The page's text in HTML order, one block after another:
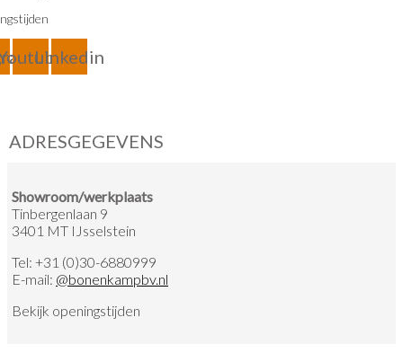
Linkedin
ADRESGEGEVENS
Showroom/werkplaats
Tinbergenlaan 9
3401 MT IJsselstein
Tel: +31 (0)30-6880999
E-mail: @bonenkampbv.nl
Bekijk openingstijden